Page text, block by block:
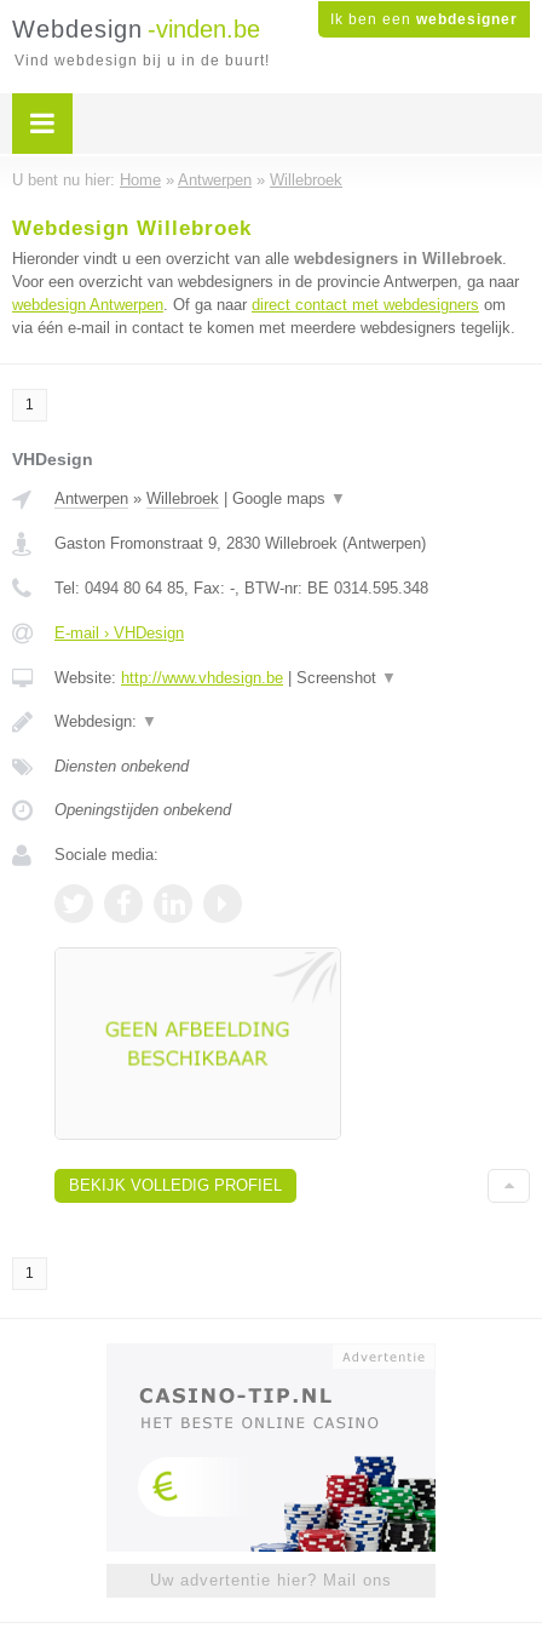
Ik ben een webdesigner
Webdesign -vinden.be
Vind webdesign bij u in de buurt!
U bent nu hier: Home » Antwerpen » Willebroek
Webdesign Willebroek
Hieronder vindt u een overzicht van alle webdesigners in Willebroek.
Voor een overzicht van webdesigners in de provincie Antwerpen, ga naar
webdesign Antwerpen. Of ga naar direct contact met webdesigners om
via één e-mail in contact te komen met meerdere webdesigners tegelijk.
1
VHDesign
Antwerpen » Willebroek Google maps ▼
Gaston Fromonstraat 9, 2830 Willebroek (Antwerpen)
Tel: 0494 80 64 85, Fax: -, BTW-nr: BE 0314.595.348
E-mail › VHDesign
Website: http://www.vhdesign.be Screenshot ▼
Webdesign: ▼
Diensten onbekend
Openingstijden onbekend
Sociale media:
BEKIJK VOLLEDIG PROFIEL
1
Uw advertentie hier? Mail ons